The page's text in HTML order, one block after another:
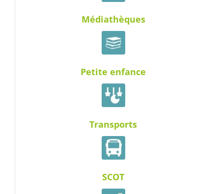
Médiathèques
Petite enfance
Transports
SCOT